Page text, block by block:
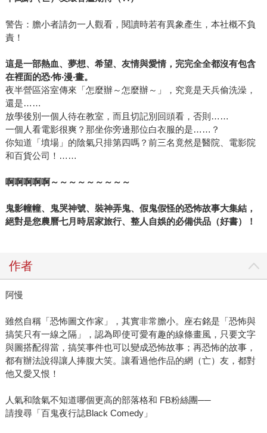
警告：膽小者請勿一人觀看，閱讀時若有異象產生，本社概不負
責！
這是一部熱血、夢想、希望、友情與愛情，完完全全都沒有包含
在裡面的恐‧怖‧漫‧畫。
夜半營區浴室傳來「怎麼辦～怎麼辦～」，究竟是天兵偷洗澡，
還是……
放學後別一個人待在教室，而且切記別回頭看，否則……
一個人看電影很爽？那坐你旁邊那位白衣服的是……？
你知道「墳場」的陰氣只排第四嗎？前三名竟然是醫院、電影院
和百貨公司！……
啊啊啊啊啊～～～～～～～～～
鬼影幢幢、鬼哭神號、裝神弄鬼、假鬼假怪的恐怖故事大集結，
絕對是您農曆七月時居家旅行、整人自娛的必備供品（好書）！
作者
阿慢
雖然自稱「恐怖圖文作家」，其實非常膽小。座右銘是「恐怖與
搞笑只有一線之隔」，認為即使可愛有趣的線條畫風，只要文字
與圖搭配得當，搞笑事件也可以變成恐怖故事；再恐怖的故事，
都有辦法說得讓人捧腹大笑。讓看過他作品的網（亡）友，都對
他又愛又恨！
人氣和陰氣不知道哪個更高的部落格和 FB粉絲團──
請搜尋「百鬼夜行誌Black Comedy」